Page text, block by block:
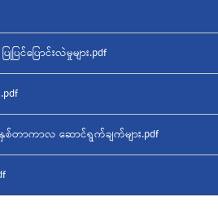
ပြောင်းလဲမှုများ.pdf
တာကာလ ဆောင်ရွက်ချက်များ.pdf